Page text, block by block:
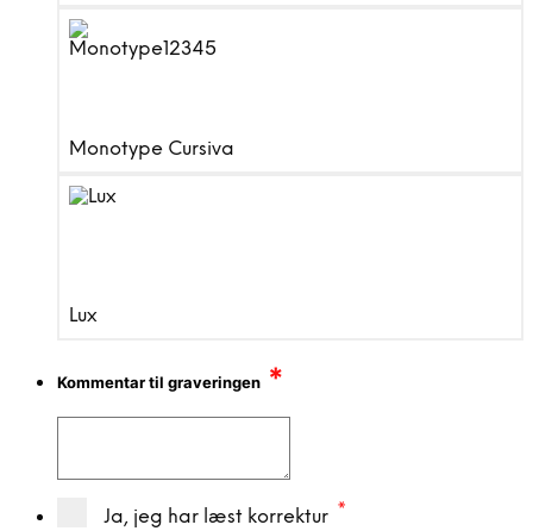
Monotype Cursiva
Lux
Kommentar til graveringen *
Ja, jeg har læst korrektur *